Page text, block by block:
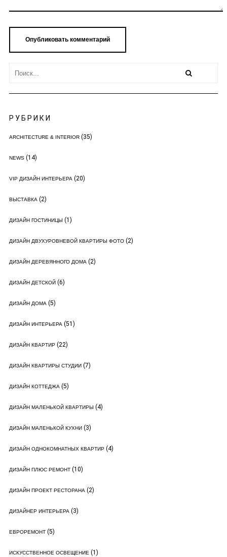
РУБРИКИ
ARCHITECTURE & INTERIOR(35)
NEWS(14)
VIP ДИЗАЙН ИНТЕРЬЕРА(20)
ВЫСТАВКА(2)
ДИЗАЙН ГОСТИНИЦЫ (1)
ДИЗАЙН ДВУХУРОВНЕВОЙ КВАРТИРЫ ФОТО(2)
ДИЗАЙН ДЕРЕВЯННОГО ДОМА(2)
ДИЗАЙН ДЕТСКОЙ(6)
ДИЗАЙН ДОМА(5)
ДИЗАЙН ИНТЕРЬЕРА(51)
ДИЗАЙН КВАРТИР(22)
ДИЗАЙН КВАРТИРЫ СТУДИИ(7)
ДИЗАЙН КОТТЕДЖА(5)
ДИЗАЙН МАЛЕНЬКОЙ КВАРТИРЫ (4)
ДИЗАЙН МАЛЕНЬКОЙ КУХНИ(3)
ДИЗАЙН ОДНОКОМНАТНЫХ КВАРТИР(4)
ДИЗАЙН ПЛЮС РЕМОНТ(10)
ДИЗАЙН ПРОЕКТ РЕСТОРАНА(2)
ДИЗАЙНЕР ИНТЕРЬЕРА(3)
ЕВРОРЕМОНТ(5)
ИСКУССТВЕННОЕ ОСВЕЩЕНИЕ(1)